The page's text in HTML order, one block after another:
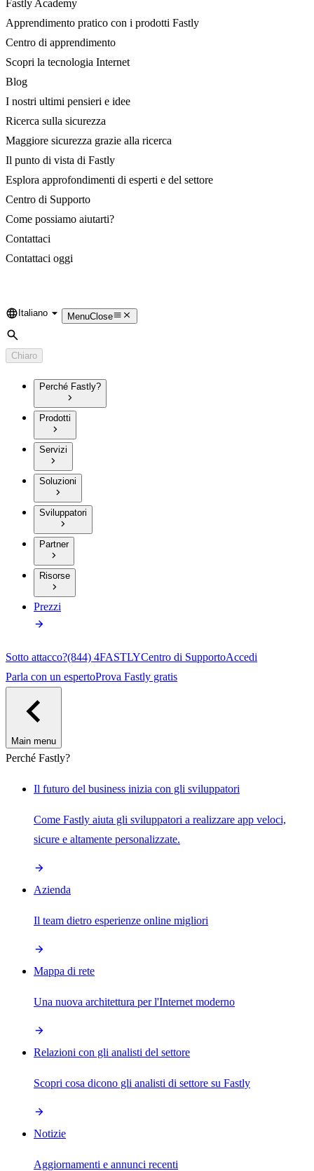
Fastly Academy
Apprendimento pratico con i prodotti Fastly
Centro di apprendimento
Scopri la tecnologia Internet
Blog
I nostri ultimi pensieri e idee
Ricerca sulla sicurezza
Maggiore sicurezza grazie alla ricerca
Il punto di vista di Fastly
Esplora approfondimenti di esperti e del settore
Centro di Supporto
Come possiamo aiutarti?
Contattaci
Contattaci oggi
Language
Italiano MenuClose
Cerca
Chiaro
Perché Fastly?
Prodotti
Servizi
Soluzioni
Sviluppatori
Partner
Risorse
Prezzi
Sotto attacco?(844) 4FASTLYCentro di SupportoAccedi
Parla con un espertoProva Fastly gratis
Main menu
Perché Fastly?
Il futuro del business inizia con gli sviluppatori
Come Fastly aiuta gli sviluppatori a realizzare app veloci,
sicure e altamente personalizzate.
Azienda
Il team dietro esperienze online migliori
Mappa di rete
Una nuova architettura per l'Internet moderno
Relazioni con gli analisti del settore
Scopri cosa dicono gli analisti di settore su Fastly
Notizie
Aggiornamenti e annunci recenti